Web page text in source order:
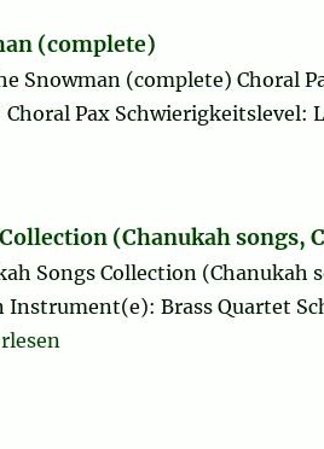
(complete)
Snowman (complete) Choral
Pax Schwierigkeitslevel:
(Chanukah songs,
Songs Collection (Chanukah
Instrument(e): Brass Quartet
Songs Collection